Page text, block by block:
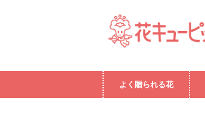
よく贈られる花